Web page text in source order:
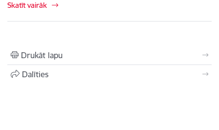
Skatīt vairāk
Drukāt lapu
Dalīties